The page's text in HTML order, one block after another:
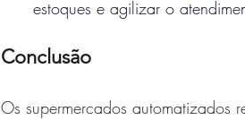
estoques e agilizar o
Conclusão
Os supermercados automatizados